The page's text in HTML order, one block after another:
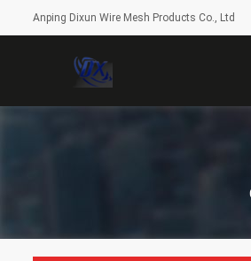
Anping Dixun Wire Mesh Products Co., Ltd